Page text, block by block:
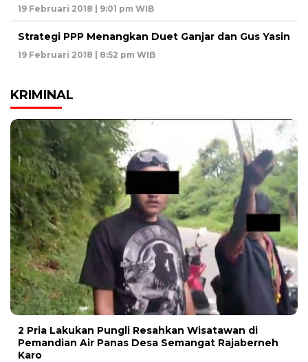
19 Februari 2018 | 9:01 pm WIB
Strategi PPP Menangkan Duet Ganjar dan Gus Yasin
19 Februari 2018 | 8:52 pm WIB
KRIMINAL
2 Pria Lakukan Pungli Resahkan Wisatawan di
Pemandian Air Panas Desa Semangat Rajaberneh
Karo